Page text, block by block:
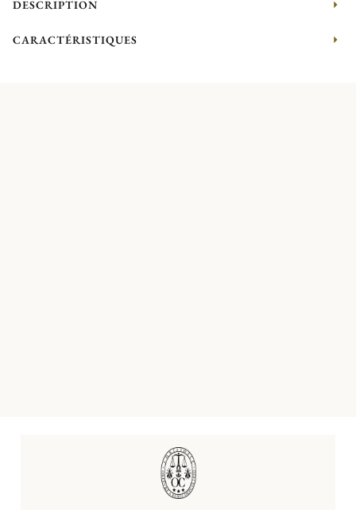
DESCRIPTION
CARACTÉRISTIQUES